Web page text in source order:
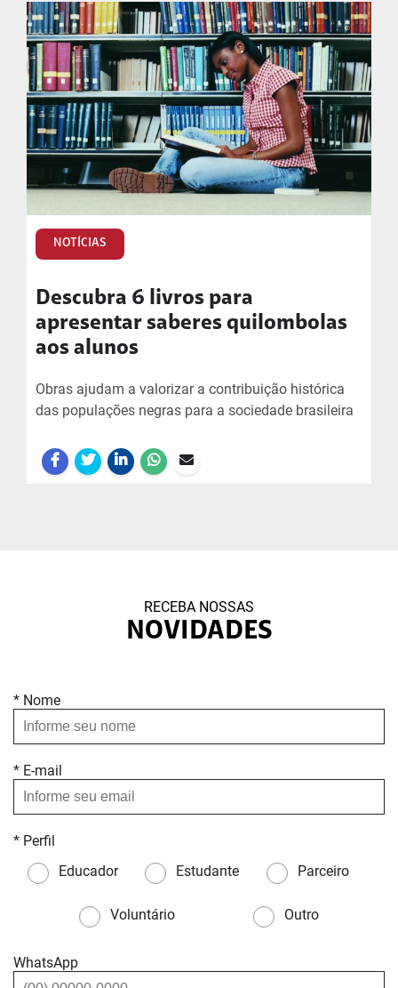
NOTÍCIAS
Descubra 6 livros para
apresentar saberes quilombolas
aos alunos
Obras ajudam a valorizar a contribuição histórica
das populações negras para a sociedade brasileira
RECEBA NOSSAS
NOVIDADES
* Nome
* E-mail
* Perfil
Educador
Estudante Parceiro
Voluntário Outro
WhatsApp